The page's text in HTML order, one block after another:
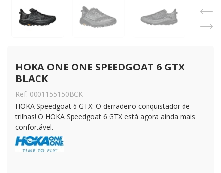
HOKA ONE ONE SPEEDGOAT 6 GTX
BLACK
Ref. 0001155150BCK
HOKA Speedgoat 6 GTX: O derradeiro conquistador de
trilhas! O HOKA Speedgoat 6 GTX está agora ainda mais
confortável.